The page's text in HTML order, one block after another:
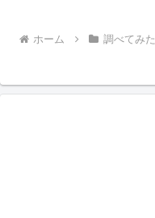
ホーム 調べてみた